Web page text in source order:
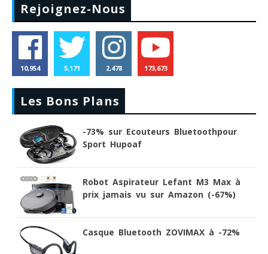
Rejoignez-Nous
10,954 5,171 2,478 173,673
Les Bons Plans
-73% sur Ecouteurs Bluetoothpour
Sport Hupoaf
Robot Aspirateur Lefant M3 Max à
prix jamais vu sur Amazon (-67%)
Casque Bluetooth ZOVIMAX à -72%